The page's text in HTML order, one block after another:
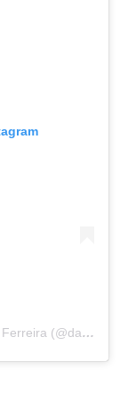
Uma publicação partilhada por Cristina Ferreira (@dailycristina)